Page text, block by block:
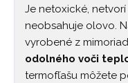
Je netoxické,
neobsahuje olovo.
vyrobené z
odolného voči
termofľašu môžete